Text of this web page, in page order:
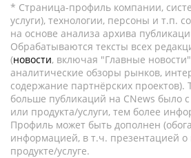
* Страница-профиль компании,
услуги), технологии, персоны и т.п.
на основе анализа архива
Обрабатываются тексты всех
(новости, включая "Главные
аналитические обзоры рынков,
содержание партнёрских проектов).
больше публикаций на CNews было
или продукта/услуги, тем более
Профиль может быть дополнен
информацией, в т.ч. презентацией
продукте/услуге.